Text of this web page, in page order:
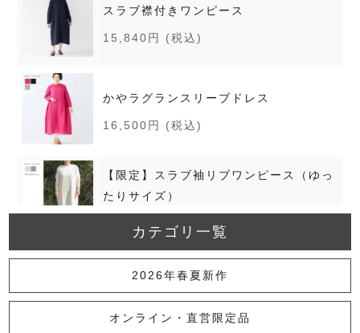
スラブ襟付きワンピース
15,840円 (税込)
かやラグランスリーブドレス
16,500円 (税込)
【限定】スラブ袖リブワンピース（ゆっ
たりサイズ）
(税込)
かやピンタックドレス
18,700円 (税込)
カテゴリ一覧
2026年春夏新作
オンライン・直営限定品